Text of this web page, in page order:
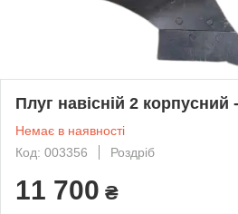
Плуг навісній 2 корпусний
Немає в наявності
Код: 003356
Роздріб
11 700 ₴